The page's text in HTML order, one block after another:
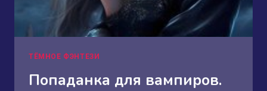
ТЁМНОЕ ФЭНТЕЗИ
Попаданка для вампиров.